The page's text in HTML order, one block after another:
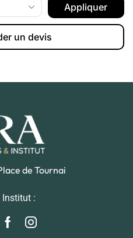
Appliquer
un devis
de Tournai
Institut :